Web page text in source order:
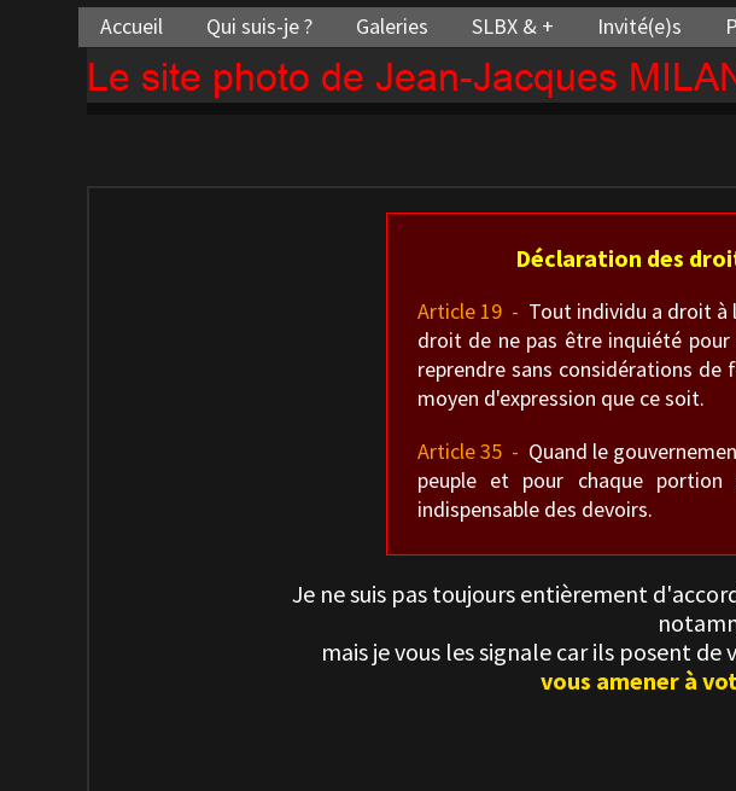
Le site photo de Jean-Jacques
Accueil Qui suis-je ? Galeries SLBX & + Invité(e)s
Déclaration des
Article 19 - Tout individu a droit à
droit de ne pas être inquiété
reprendre sans considérations
moyen d'expression que ce soit.
Article 35 - Quand le
peuple et pour chaque
indispensable des devoirs.
Je ne suis pas toujours entièrement
mais je vous les signale car ils posent de
vous amener à